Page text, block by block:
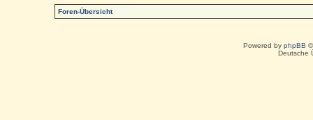
Foren-Übersicht
Powered by phpBB
Deutsche